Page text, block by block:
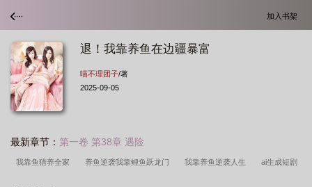
加入书架
退！我靠养鱼在边疆暴富
喵不理团子/著
2025-09-05
最新章节： 第一卷 第38章 遇险
我靠鱼猎养全家 养鱼逆袭我靠鲤鱼跃龙门 我靠养鱼逆袭人生 ai生成短剧